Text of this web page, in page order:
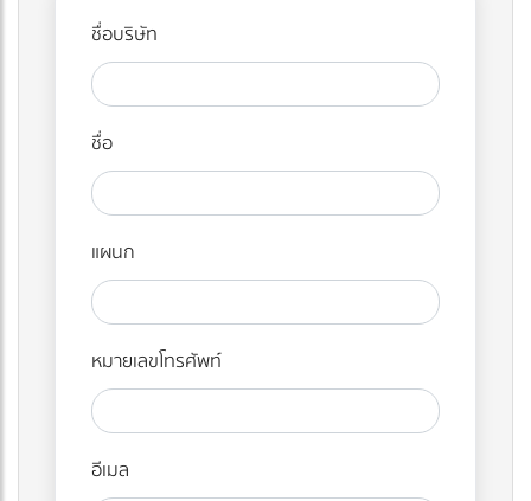
ชื่อบริษัท
ชื่อ
แผนก
หมายเลขโทรศัพท์
อีเมล